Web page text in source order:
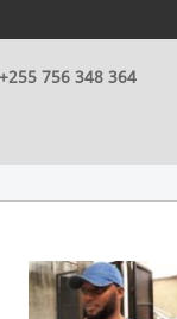
756 348 364